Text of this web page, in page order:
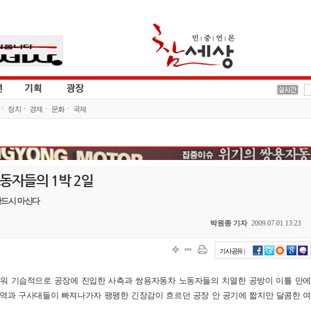
정치 경제 문화 국제
자들의 1박 2일
시 마신다
박원종 기자 2009.07.01 13:23
기사공유 |
기습적으로 공장에 진입한 사측과 쌍용자동차 노동자들의 치열한 공방이 이틀 만에
과 구사대들이 빠져나가자 팽팽한 긴장감이 흐르던 공장 안 공기에 짧지만 달콤한 여